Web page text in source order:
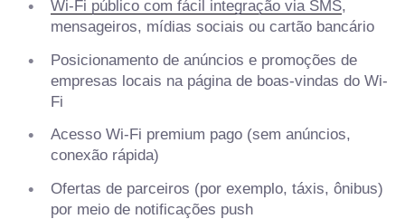
Wi-Fi público com fácil integração via SMS,
mensageiros, mídias sociais ou cartão bancário
Posicionamento de anúncios e promoções de
empresas locais na página de boas-vindas do Wi-
Fi
Acesso Wi-Fi premium pago (sem anúncios,
conexão rápida)
Ofertas de parceiros (por exemplo, táxis, ônibus)
por meio de notificações push